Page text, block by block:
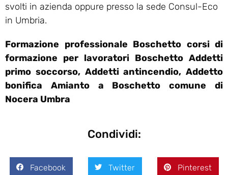
svolti in azienda oppure presso la sede Consul-Eco
in Umbria.
Formazione professionale Boschetto corsi di
formazione per lavoratori Boschetto Addetti
primo soccorso, Addetti antincendio, Addetto
bonifica Amianto a Boschetto comune di
Nocera Umbra
Condividi:
Facebook Twitter Pinterest